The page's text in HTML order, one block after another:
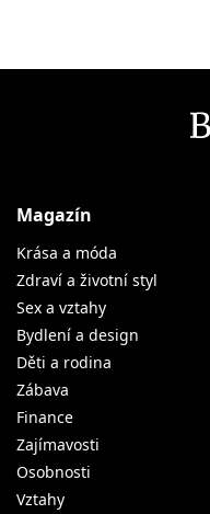
Magazín
Krása a móda
Zdraví a životní styl
Sex a vztahy
Bydlení a design
Děti a rodina
Zábava
Finance
Zajímavosti
Osobnosti
Vztahy